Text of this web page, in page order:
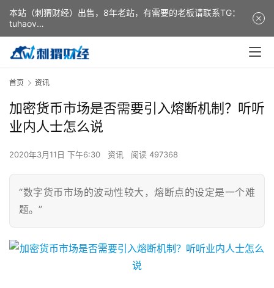
首页 资讯
加密货币市场是否需要引入熔断机制？听听
业内人士怎么说
2020年3月11日 下午6:30 资讯 阅读 497368
“数字货币市场的波动性较大，熔断点的设定是一个难
题。”
本站（刺猬财经）出售，8年老站，有需要的老板请联系TG：
tuhaov
This website (ciweicaijing) is for sale. It is a 8-year-old
website. If you need it, please contact TG: tuhaov